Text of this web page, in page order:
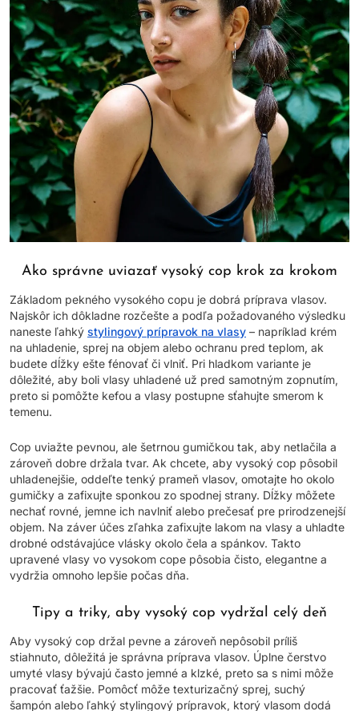
Ako správne uviazať vysoký cop krok za krokom
Základom pekného vysokého copu je dobrá príprava vlasov.
Najskôr ich dôkladne rozčešte a podľa požadovaného výsledku
naneste ľahký stylingový prípravok na vlasy – napríklad krém
na uhladenie, sprej na objem alebo ochranu pred teplom, ak
budete dĺžky ešte fénovať či vlniť. Pri hladkom variante je
dôležité, aby boli vlasy uhladené už pred samotným zopnutím,
preto si pomôžte kefou a vlasy postupne sťahujte smerom k
temenu.
Cop uviažte pevnou, ale šetrnou gumičkou tak, aby netlačila a
zároveň dobre držala tvar. Ak chcete, aby vysoký cop pôsobil
uhladenejšie, oddeľte tenký prameň vlasov, omotajte ho okolo
gumičky a zafixujte sponkou zo spodnej strany. Dĺžky môžete
nechať rovné, jemne ich navlniť alebo prečesať pre prirodzenejší
objem. Na záver účes zľahka zafixujte lakom na vlasy a uhladte
drobné odstávajúce vlásky okolo čela a spánkov. Takto
upravené vlasy vo vysokom cope pôsobia čisto, elegantne a
vydržia omnoho lepšie počas dňa.
Tipy a triky, aby vysoký cop vydržal celý deň
Aby vysoký cop držal pevne a zároveň nepôsobil príliš
stiahnuto, dôležitá je správna príprava vlasov. Úplne čerstvo
umyté vlasy bývajú často jemné a klzké, preto sa s nimi môže
pracovať ťažšie. Pomôcť môže texturizačný sprej, suchý
šampón alebo ľahký stylingový prípravok, ktorý vlasom dodá